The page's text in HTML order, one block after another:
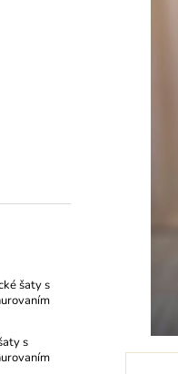
šaty s
s
ŠATY KRÁTKE